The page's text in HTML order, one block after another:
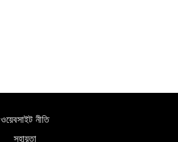
ওয়েবসাইট নীতি
সহায়তা